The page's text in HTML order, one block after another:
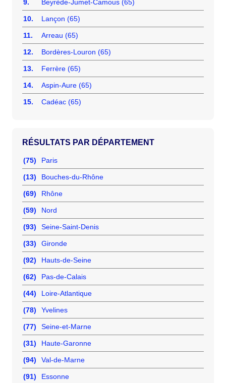
9. Beyrède-Jumet-Camous (65)
10. Lançon (65)
11. Arreau (65)
12. Bordères-Louron (65)
13. Ferrère (65)
14. Aspin-Aure (65)
15. Cadéac (65)
RÉSULTATS PAR DÉPARTEMENT
(75) Paris
(13) Bouches-du-Rhône
(69) Rhône
(59) Nord
(93) Seine-Saint-Denis
(33) Gironde
(92) Hauts-de-Seine
(62) Pas-de-Calais
(44) Loire-Atlantique
(78) Yvelines
(77) Seine-et-Marne
(31) Haute-Garonne
(94) Val-de-Marne
(91) Essonne